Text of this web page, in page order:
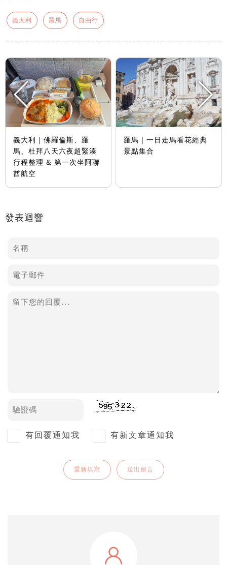
義大利 羅馬 自由行
義大利｜佛羅倫斯、羅
馬、杜拜八天六夜超緊湊
行程整理 & 第一次坐阿聯
酋航空
羅馬｜一日走馬看花經典
景點集合
發表迴響
有回覆通知我 有新文章通知我